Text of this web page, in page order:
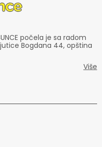
počela je sa radom
Bogdana 44, opština
Više